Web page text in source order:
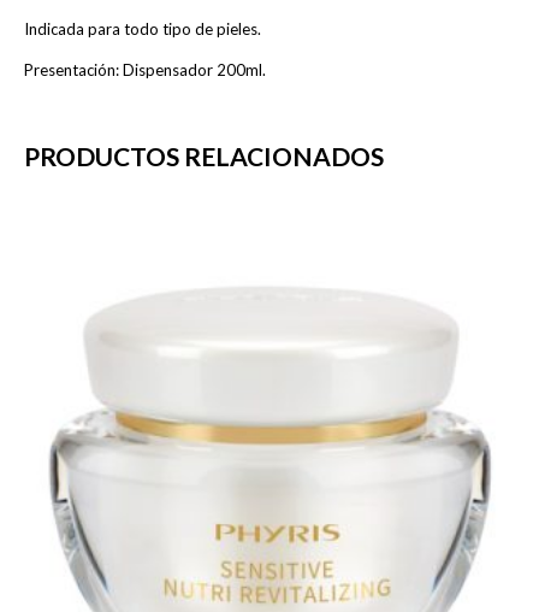
Indicada para todo tipo de pieles.
Presentación: Dispensador 200ml.
PRODUCTOS RELACIONADOS